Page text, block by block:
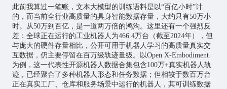
此前我算过一笔账，文本大模型的训练语料是以“百亿小时”计
的，而当前全行业高质量的具身智能数据存量，大约只有50万小
时。从50万到百亿，是一道两万倍的鸿沟。这里还有一个强烈反
差：全球正在运行的工业机器人为466.4万台（截至2024年），但
与庞大的硬件存量相比，公开可用于机器人学习的高质量真实交
互数据，仍主要停留在百万级轨迹量级。以Open X-Embodiment
为例，这一代表性开源机器人数据合集包含100万+真实机器人轨
迹，已经聚合了多种机器人形态和任务数据；但相较于数百万台
正在真实工厂、仓库和服务场景中运行的机器人，其可训练数据